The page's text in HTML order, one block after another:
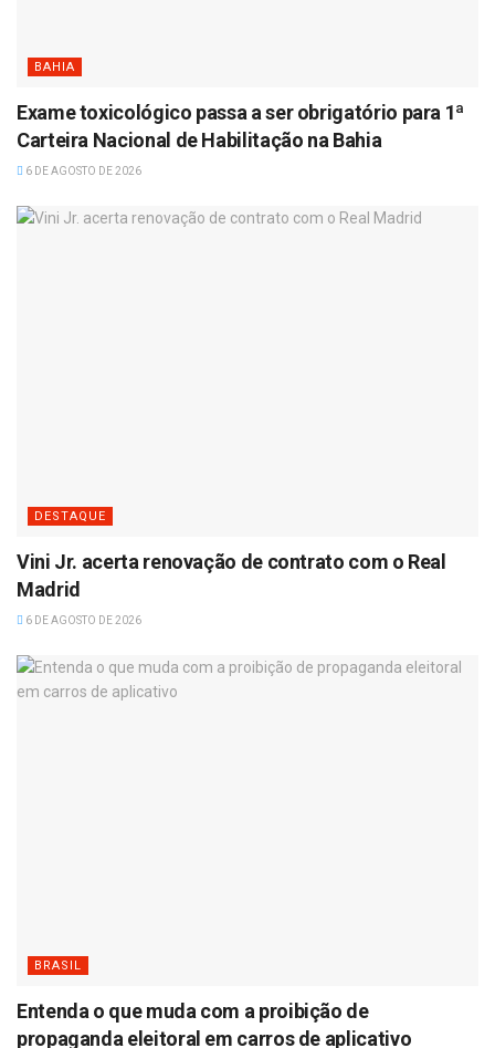
BAHIA
Exame toxicológico passa a ser obrigatório para 1ª
Carteira Nacional de Habilitação na Bahia
6 DE AGOSTO DE 2026
DESTAQUE
Vini Jr. acerta renovação de contrato com o Real
Madrid
6 DE AGOSTO DE 2026
BRASIL
Entenda o que muda com a proibição de
propaganda eleitoral em carros de aplicativo